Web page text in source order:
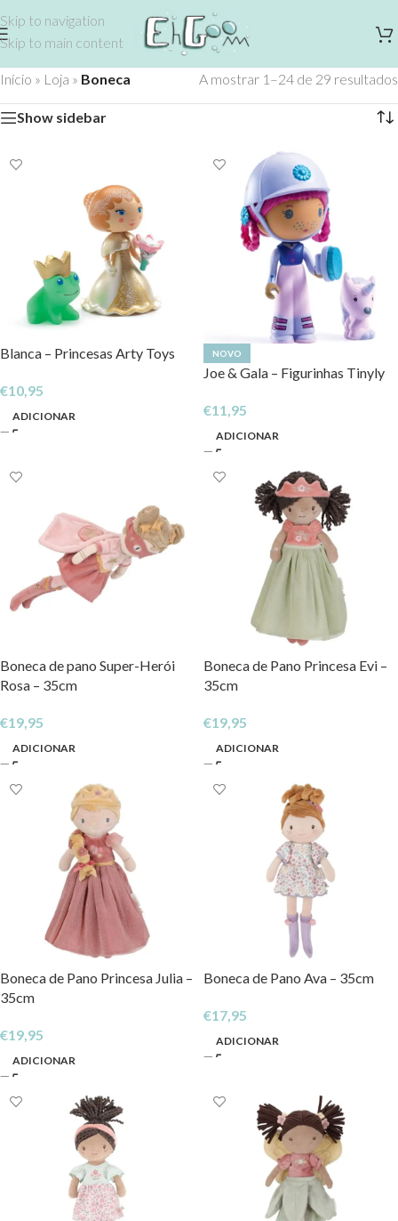
Skip to navigation
Skip to main content
Início » Loja » Boneca A mostrar 1–24 de 29 resultados
Show sidebar
Blanca – Princesas Arty Toys
€10,95
ADICIONAR
NOVO
Joe & Gala – Figurinhas Tinyly
€11,95
ADICIONAR
Boneca de pano Super-Herói
Rosa – 35cm
€19,95
ADICIONAR
Boneca de Pano Princesa Evi –
35cm
€19,95
ADICIONAR
Boneca de Pano Princesa Julia –
35cm
€19,95
ADICIONAR
Boneca de Pano Ava – 35cm
€17,95
ADICIONAR